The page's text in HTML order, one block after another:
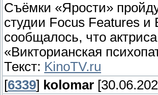
Съёмки «Ярости»
студии Focus Features и
сообщалось, что
«Викторианская
Текст: KinoTV.ru
[6339] kolomar